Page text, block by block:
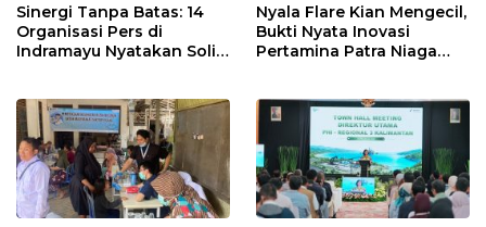
Sinergi Tanpa Batas: 14
Organisasi Pers di
Indramayu Nyatakan Solid
Nyala Flare Kian Mengecil,
Bukti Nyata Inovasi
Pertamina Patra Niaga